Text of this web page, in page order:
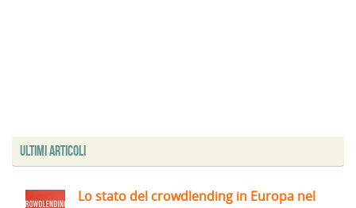
Ultimi articoli
Lo stato del crowdlending in Europa nel